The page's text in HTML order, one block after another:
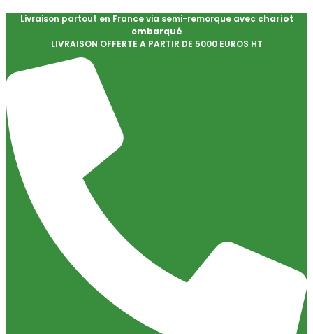
Livraison partout en France via semi-remorque avec chariot
embarqué
LIVRAISON OFFERTE A PARTIR DE 5000 EUROS HT